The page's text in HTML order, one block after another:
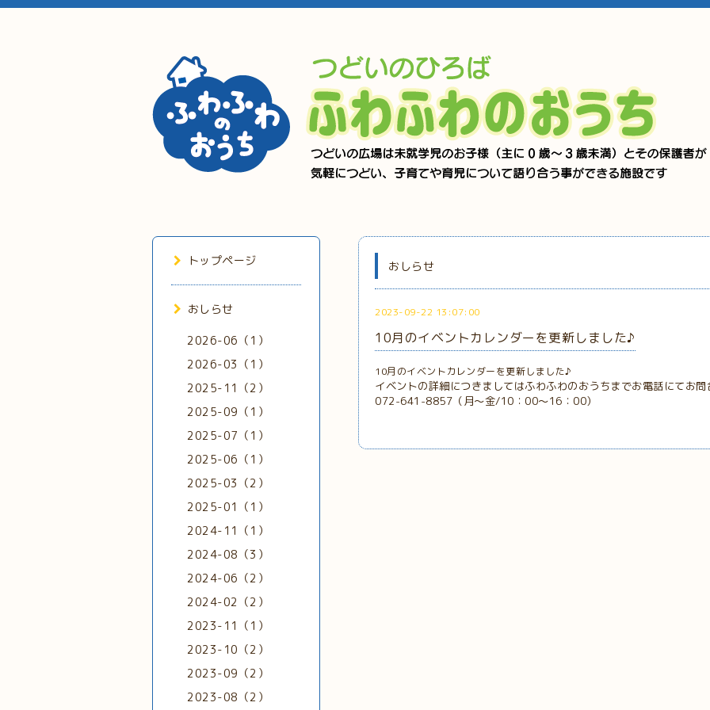
おしらせ
2023-09-22 13:07:00
10月のイベントカレンダーを更新しました♪
10月のイベントカレンダーを更新しました♪
イベントの詳細につきましてはふわふわのおうちまでお電話にてお問
072-641-8857（月～金/10：00～16：00）
トップページ
おしらせ
2026-06（1）
2026-03（1）
2025-11（2）
2025-09（1）
2025-07（1）
2025-06（1）
2025-03（2）
2025-01（1）
2024-11（1）
2024-08（3）
2024-06（2）
2024-02（2）
2023-11（1）
2023-10（2）
2023-09（2）
2023-08（2）